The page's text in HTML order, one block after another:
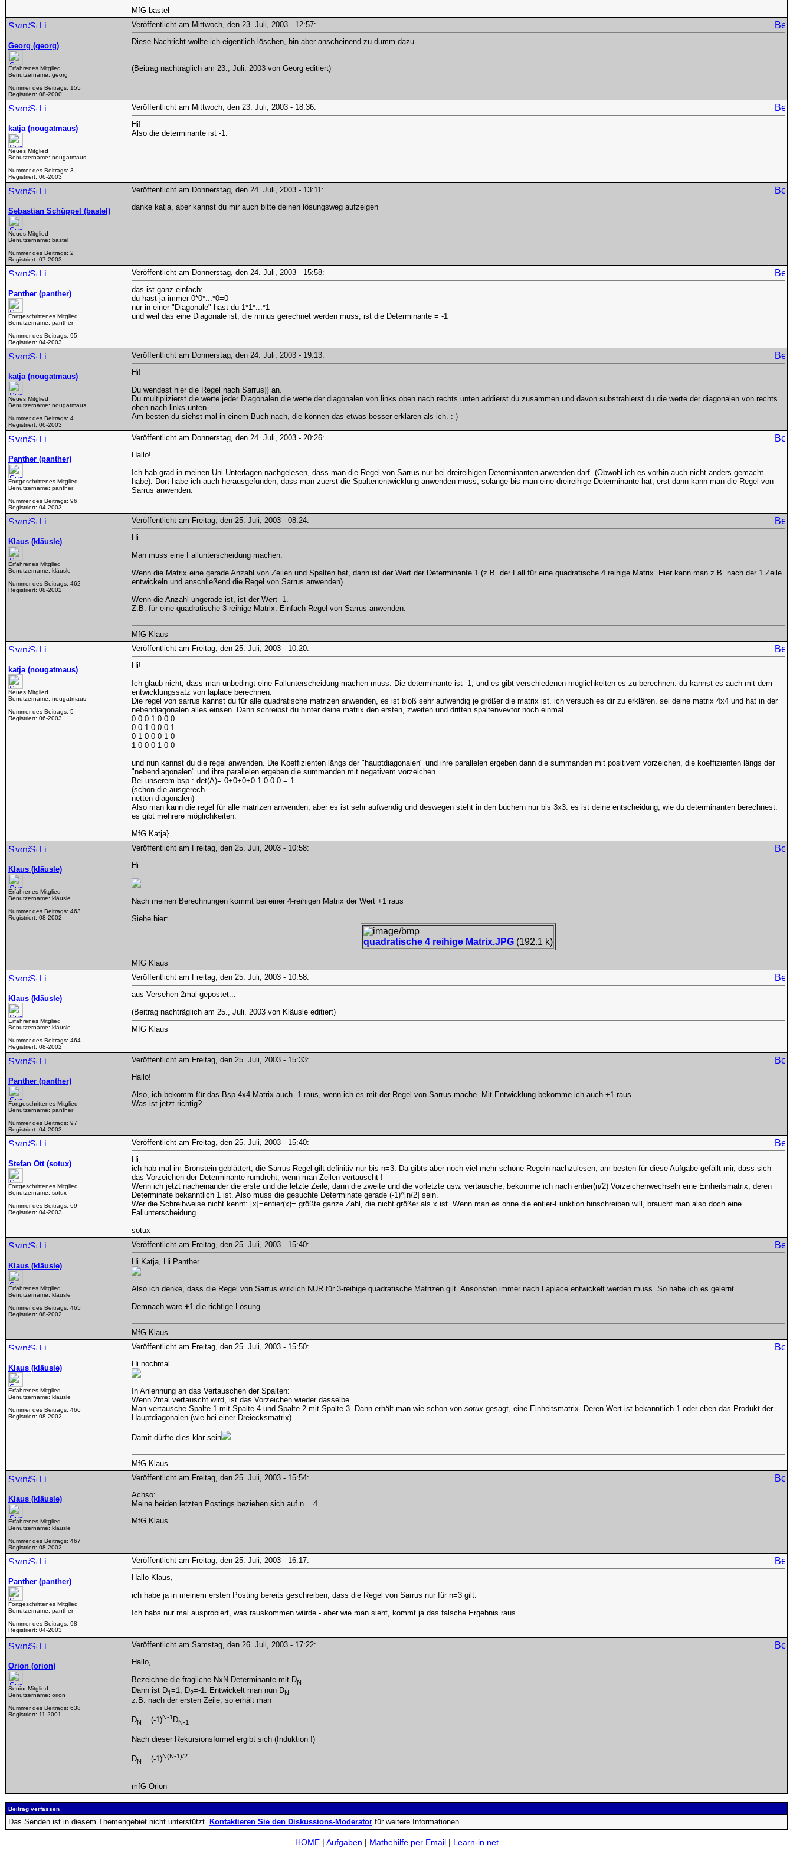
MfG bastel
Georg (georg)
Erfahrenes Mitglied
Benutzername: georg
Nummer des Beitrags: 155
Registriert: 08-2000
Veröffentlicht am Mittwoch, den 23. Juli, 2003 - 12:57:
Diese Nachricht wollte ich eigentlich löschen, bin aber anscheinend zu dumm dazu.
(Beitrag nachträglich am 23., Juli. 2003 von Georg editiert)
katja (nougatmaus)
Neues Mitglied
Benutzername: nougatmaus
Nummer des Beitrags: 3
Registriert: 06-2003
Veröffentlicht am Mittwoch, den 23. Juli, 2003 - 18:36:
Hi!
Also die determinante ist -1.
Sebastian Schüppel (bastel)
Neues Mitglied
Benutzername: bastel
Nummer des Beitrags: 2
Registriert: 07-2003
Veröffentlicht am Donnerstag, den 24. Juli, 2003 - 13:11:
danke katja, aber kannst du mir auch bitte deinen lösungsweg aufzeigen
Panther (panther)
Fortgeschrittenes Mitglied
Benutzername: panther
Nummer des Beitrags: 95
Registriert: 04-2003
Veröffentlicht am Donnerstag, den 24. Juli, 2003 - 15:58:
das ist ganz einfach:
du hast ja immer 0*0*...*0=0
nur in einer "Diagonale" hast du 1*1*...*1
und weil das eine Diagonale ist, die minus gerechnet werden muss, ist die Determinante = -1
katja (nougatmaus)
Neues Mitglied
Benutzername: nougatmaus
Nummer des Beitrags: 4
Registriert: 06-2003
Veröffentlicht am Donnerstag, den 24. Juli, 2003 - 19:13:
Hi!
Du wendest hier die Regel nach Sarrus}} an.
Du multiplizierst die werte jeder Diagonalen.die werte der diagonalen von links oben nach rechts unten addierst du zusammen und davon substrahierst du die werte der diagonalen von rechts
oben nach links unten.
Am besten du siehst mal in einem Buch nach, die können das etwas besser erklären als ich. :-)
Panther (panther)
Fortgeschrittenes Mitglied
Benutzername: panther
Nummer des Beitrags: 96
Registriert: 04-2003
Veröffentlicht am Donnerstag, den 24. Juli, 2003 - 20:26:
Hallo!
Ich hab grad in meinen Uni-Unterlagen nachgelesen, dass man die Regel von Sarrus nur bei dreireihigen Determinanten anwenden darf. (Obwohl ich es vorhin auch nicht anders gemacht
habe). Dort habe ich auch herausgefunden, dass man zuerst die Spaltenentwicklung anwenden muss, solange bis man eine dreireihige Determinante hat, erst dann kann man die Regel von
Sarrus anwenden.
Klaus (kläusle)
Erfahrenes Mitglied
Benutzername: kläusle
Nummer des Beitrags: 462
Registriert: 08-2002
Veröffentlicht am Freitag, den 25. Juli, 2003 - 08:24:
Hi
Man muss eine Fallunterscheidung machen:
Wenn die Matrix eine gerade Anzahl von Zeilen und Spalten hat, dann ist der Wert der Determinante 1 (z.B. der Fall für eine quadratische 4 reihige Matrix. Hier kann man z.B. nach der 1.Zeile
entwickeln und anschließend die Regel von Sarrus anwenden).
Wenn die Anzahl ungerade ist, ist der Wert -1.
Z.B. für eine quadratische 3-reihige Matrix. Einfach Regel von Sarrus anwenden.
MfG Klaus
katja (nougatmaus)
Neues Mitglied
Benutzername: nougatmaus
Nummer des Beitrags: 5
Registriert: 06-2003
Veröffentlicht am Freitag, den 25. Juli, 2003 - 10:20:
Hi!
Ich glaub nicht, dass man unbedingt eine Fallunterscheidung machen muss. Die determinante ist -1, und es gibt verschiedenen möglichkeiten es zu berechnen. du kannst es auch mit dem
entwicklungssatz von laplace berechnen.
Die regel von sarrus kannst du für alle quadratische matrizen anwenden, es ist bloß sehr aufwendig je größer die matrix ist. ich versuch es dir zu erklären. sei deine matrix 4x4 und hat in der
nebendiagonalen alles einsen. Dann schreibst du hinter deine matrix den ersten, zweiten und dritten spaltenvevtor noch einmal.
0 0 0 1 0 0 0
0 0 1 0 0 0 1
0 1 0 0 0 1 0
1 0 0 0 1 0 0
und nun kannst du die regel anwenden. Die Koeffizienten längs der "hauptdiagonalen" und ihre parallelen ergeben dann die summanden mit positivem vorzeichen, die koeffizienten längs der
"nebendiagonalen" und ihre parallelen ergeben die summanden mit negativem vorzeichen.
Bei unserem bsp.: det(A)= 0+0+0+0-1-0-0-0 =-1
(schon die ausgerech-
netten diagonalen)
Also man kann die regel für alle matrizen anwenden, aber es ist sehr aufwendig und deswegen steht in den büchern nur bis 3x3. es ist deine entscheidung, wie du determinanten berechnest.
es gibt mehrere möglichkeiten.
MfG Katja}
Klaus (kläusle)
Erfahrenes Mitglied
Benutzername: kläusle
Nummer des Beitrags: 463
Registriert: 08-2002
Veröffentlicht am Freitag, den 25. Juli, 2003 - 10:58:
Hi
Nach meinen Berechnungen kommt bei einer 4-reihigen Matrix der Wert +1 raus
Siehe hier:
quadratische 4 reihige Matrix.JPG (192.1 k)
MfG Klaus
Klaus (kläusle)
Erfahrenes Mitglied
Benutzername: kläusle
Nummer des Beitrags: 464
Registriert: 08-2002
Veröffentlicht am Freitag, den 25. Juli, 2003 - 10:58:
aus Versehen 2mal gepostet...
(Beitrag nachträglich am 25., Juli. 2003 von Kläusle editiert)
MfG Klaus
Panther (panther)
Fortgeschrittenes Mitglied
Benutzername: panther
Nummer des Beitrags: 97
Registriert: 04-2003
Veröffentlicht am Freitag, den 25. Juli, 2003 - 15:33:
Hallo!
Also, ich bekomm für das Bsp.4x4 Matrix auch -1 raus, wenn ich es mit der Regel von Sarrus mache. Mit Entwicklung bekomme ich auch +1 raus.
Was ist jetzt richtig?
Stefan Ott (sotux)
Fortgeschrittenes Mitglied
Benutzername: sotux
Nummer des Beitrags: 69
Registriert: 04-2003
Veröffentlicht am Freitag, den 25. Juli, 2003 - 15:40:
Hi,
ich hab mal im Bronstein geblättert, die Sarrus-Regel gilt definitiv nur bis n=3. Da gibts aber noch viel mehr schöne Regeln nachzulesen, am besten für diese Aufgabe gefällt mir, dass sich
das Vorzeichen der Determinante rumdreht, wenn man Zeilen vertauscht !
Wenn ich jetzt nacheinander die erste und die letzte Zeile, dann die zweite und die vorletzte usw. vertausche, bekomme ich nach entier(n/2) Vorzeichenwechseln eine Einheitsmatrix, deren
Determinate bekanntlich 1 ist. Also muss die gesuchte Determinate gerade (-1)^[n/2] sein.
Wer die Schreibweise nicht kennt: [x]=entier(x)= größte ganze Zahl, die nicht größer als x ist. Wenn man es ohne die entier-Funktion hinschreiben will, braucht man also doch eine
Fallunterscheidung.
sotux
Klaus (kläusle)
Erfahrenes Mitglied
Benutzername: kläusle
Nummer des Beitrags: 465
Registriert: 08-2002
Veröffentlicht am Freitag, den 25. Juli, 2003 - 15:40:
Hi Katja, Hi Panther
Also ich denke, dass die Regel von Sarrus wirklich NUR für 3-reihige quadratische Matrizen gilt. Ansonsten immer nach Laplace entwickelt werden muss. So habe ich es gelernt.
Demnach wäre +1 die richtige Lösung.
MfG Klaus
Klaus (kläusle)
Erfahrenes Mitglied
Benutzername: kläusle
Nummer des Beitrags: 466
Registriert: 08-2002
Veröffentlicht am Freitag, den 25. Juli, 2003 - 15:50:
Hi nochmal
In Anlehnung an das Vertauschen der Spalten:
Wenn 2mal vertauscht wird, ist das Vorzeichen wieder dasselbe.
Man vertausche Spalte 1 mit Spalte 4 und Spalte 2 mit Spalte 3. Dann erhält man wie schon von sotux gesagt, eine Einheitsmatrix. Deren Wert ist bekanntlich 1 oder eben das Produkt der
Hauptdiagonalen (wie bei einer Dreiecksmatrix).
Damit dürfte dies klar sein
MfG Klaus
Klaus (kläusle)
Erfahrenes Mitglied
Benutzername: kläusle
Nummer des Beitrags: 467
Registriert: 08-2002
Veröffentlicht am Freitag, den 25. Juli, 2003 - 15:54:
Achso:
Meine beiden letzten Postings beziehen sich auf n = 4
MfG Klaus
Panther (panther)
Fortgeschrittenes Mitglied
Benutzername: panther
Nummer des Beitrags: 98
Registriert: 04-2003
Veröffentlicht am Freitag, den 25. Juli, 2003 - 16:17:
Hallo Klaus,
ich habe ja in meinem ersten Posting bereits geschreiben, dass die Regel von Sarrus nur für n=3 gilt.
Ich habs nur mal ausprobiert, was rauskommen würde - aber wie man sieht, kommt ja das falsche Ergebnis raus.
Orion (orion)
Senior Mitglied
Benutzername: orion
Nummer des Beitrags: 638
Registriert: 11-2001
Veröffentlicht am Samstag, den 26. Juli, 2003 - 17:22:
Hallo,
Bezeichne die fragliche NxN-Determinante mit DN
Dann ist D1=1, D2=-1. Entwickelt man nun DN
z.B. nach der ersten Zeile, so erhält man
DN = (-1)N-1 DN-1 .
Nach dieser Rekursionsformel ergibt sich (Induktion !)
DN = (-1)N(N-1)/2
mfG Orion
Beitrag verfassen
Das Senden ist in diesem Themengebiet nicht unterstützt. Kontaktieren Sie den Diskussions-Moderator für weitere Informationen.
HOME| Aufgaben | Mathehilfe per Email| Learn-in.net